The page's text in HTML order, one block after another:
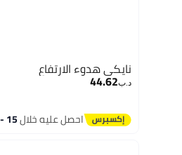
4
نايكي هدوء الارتفاع
د.ب‏44.62
احصل عليه خلال15 - 16 اغسطس